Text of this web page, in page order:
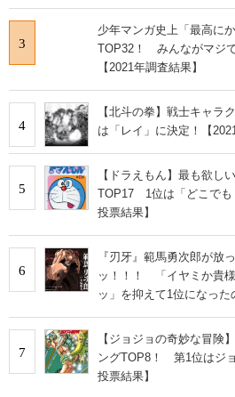
3
少年マンガ史上「最高に
TOP32！ みんながマジ
【2021年調査結果】
4
【北斗の拳】戦士キャ
は「レイ」に決定！【
5
【ドラえもん】最も欲し
TOP17 1位は「どこでも
投票結果】
6
『刃牙』範馬勇次郎が放
ッ！！！ 「イヤミか貴
ッ」を抑えて1位になった
7
【ジョジョの奇妙な冒険
ングTOP8！ 第1位はジ
投票結果】